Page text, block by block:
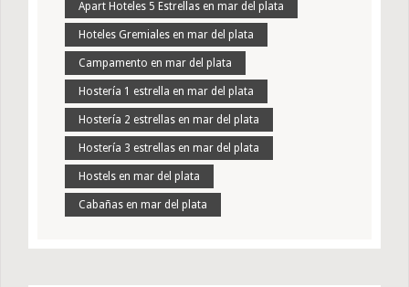
Apart Hoteles 5 Estrellas en mar del plata
Hoteles Gremiales en mar del plata
Campamento en mar del plata
Hostería 1 estrella en mar del plata
Hostería 2 estrellas en mar del plata
Hostería 3 estrellas en mar del plata
Hostels en mar del plata
Cabañas en mar del plata